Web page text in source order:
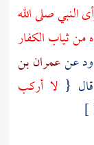
النبي صلى الله
ثياب الكفار
عنعمران بن
{ لا أركب